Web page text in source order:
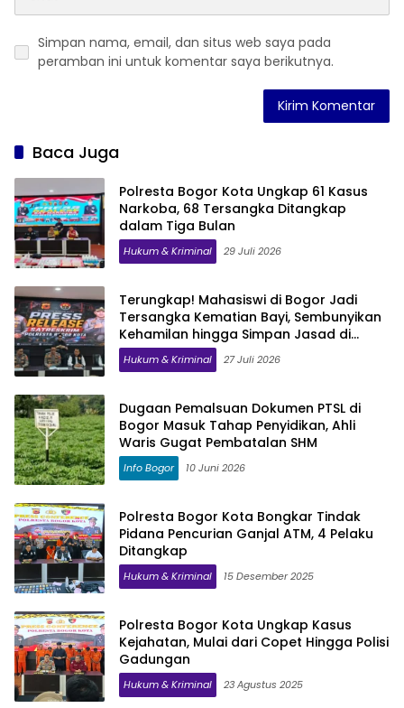
Simpan nama, email, dan situs web saya pada
peramban ini untuk komentar saya berikutnya.
Baca Juga
Polresta Bogor Kota Ungkap 61 Kasus
Narkoba, 68 Tersangka Ditangkap
dalam Tiga Bulan
Hukum & Kriminal 29 Juli 2026
Terungkap! Mahasiswi di Bogor Jadi
Tersangka Kematian Bayi, Sembunyikan
Kehamilan hingga Simpan Jasad di
Lemari
Hukum & Kriminal 27 Juli 2026
Dugaan Pemalsuan Dokumen PTSL di
Bogor Masuk Tahap Penyidikan, Ahli
Waris Gugat Pembatalan SHM
Info Bogor 10 Juni 2026
Polresta Bogor Kota Bongkar Tindak
Pidana Pencurian Ganjal ATM, 4 Pelaku
Ditangkap
Hukum & Kriminal 15 Desember 2025
Polresta Bogor Kota Ungkap Kasus
Kejahatan, Mulai dari Copet Hingga Polisi
Gadungan
Hukum & Kriminal 23 Agustus 2025